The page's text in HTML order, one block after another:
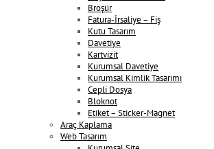
Broşür
Fatura-İrsaliye – Fiş
Kutu Tasarım
Davetiye
Kartvizit
Kurumsal Davetiye
Kurumsal Kimlik Tasarımı
Cepli Dosya
Bloknot
Etiket – Sticker-Magnet
Araç Kaplama
Web Tasarım